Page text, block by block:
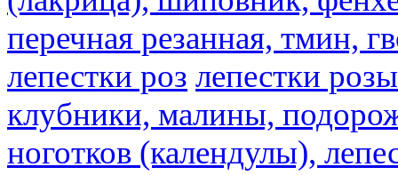
перечная резанная, тмин,
лепестки роз лепестки розы
клубники, малины,
ноготков (календулы),